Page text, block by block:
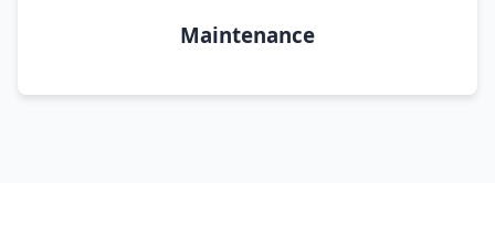
Maintenance